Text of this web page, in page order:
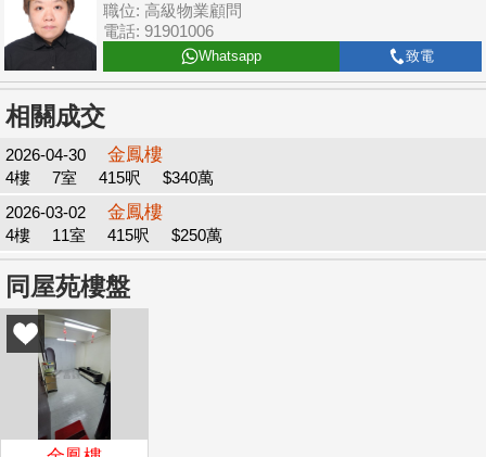
職位: 高級物業顧問
電話: 91901006
Whatsapp 致電
相關成交
2026-04-30 金鳳樓
4樓 7室 415呎
$340萬
2026-03-02
金鳳樓
4樓 11室 415呎 $250萬
同屋苑樓盤